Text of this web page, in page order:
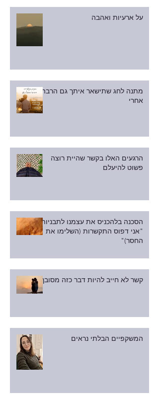
על ארעיות ואהבה
מתנה לחג שתישאר איתך גם הרבה
אחרי
הרגעים האלו בקשר שהיית רוצה
פשוט להיעלם
הסכנה בלהכניס את עצמנו לתבניות:
"אני דפוס התקשרות (השלימו את
החסר)"
קשר לא חייב להיות דבר כזה מסובך
המשקפיים הבלתי נראים